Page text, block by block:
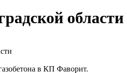
области
в КП Фаворит.